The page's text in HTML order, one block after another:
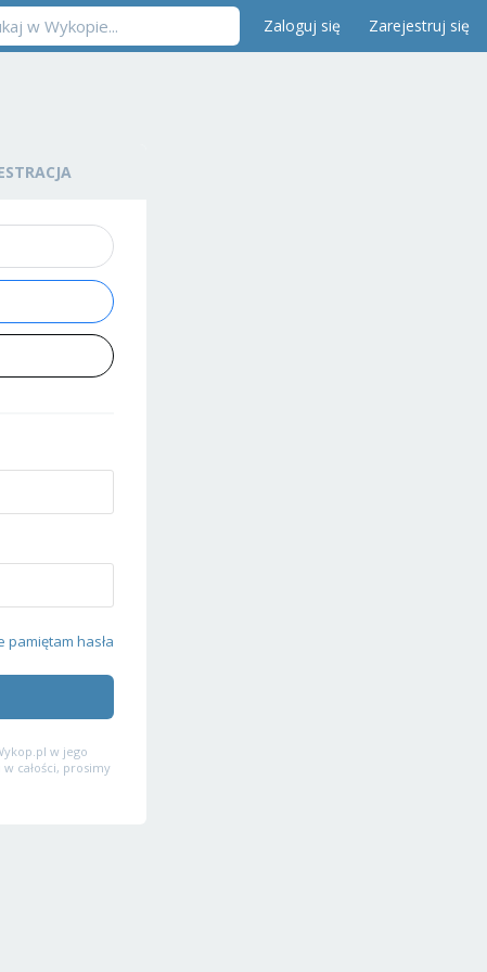
Zaloguj się Zarejestruj się
pamiętam hasła
w jego
całości, prosimy